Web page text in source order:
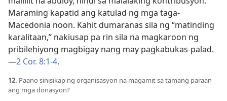
Maraming kapatid ang katulad ng mga taga-
Macedonia noon. Kahit dumaranas sila ng “matinding
karalitaan,” nakiusap pa rin sila na magkaroon ng
pribilehiyong magbigay nang may pagkabukas-palad.
—2 Cor. 8:1-4.
12. Paano sinisikap ng organisasyon na magamit sa tamang paraan
ang mga donasyon?